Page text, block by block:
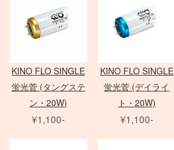
メモリーカード各種
動画撮影用アクセサリ
撮影補助アクセサリ
その他カメラ
PC用 変換アダプタ
映像出力用 ケーブル
FE 単焦点レンズ
FE ズームレンズ
FE MACRO レンズ
アクセサリ
G レンズ
Other Brands
一脚・三脚
雲台・他
クローズアップ
ソフトフィルター
その他のフィルター
MARUMI
モノブロック
（バッテリータイプ）
クリップオン
ソフトボックス
アンブレラ
特殊効果ツール
アクセサリ
DEDOLIGHT
Fotodiox
Litepanels
Other Brand
LED用バッテリー
HMI
Manfrotto
Avenger
Others
紗幕/黒幕/布 各種
フラッグ各種
フレーム
KINO FLO SINGLE
蛍光菅 (タングステ
ン・20W)
¥1,100-
KINO FLO SINGLE
蛍光菅 (デイライ
ト・20W)
¥1,100-